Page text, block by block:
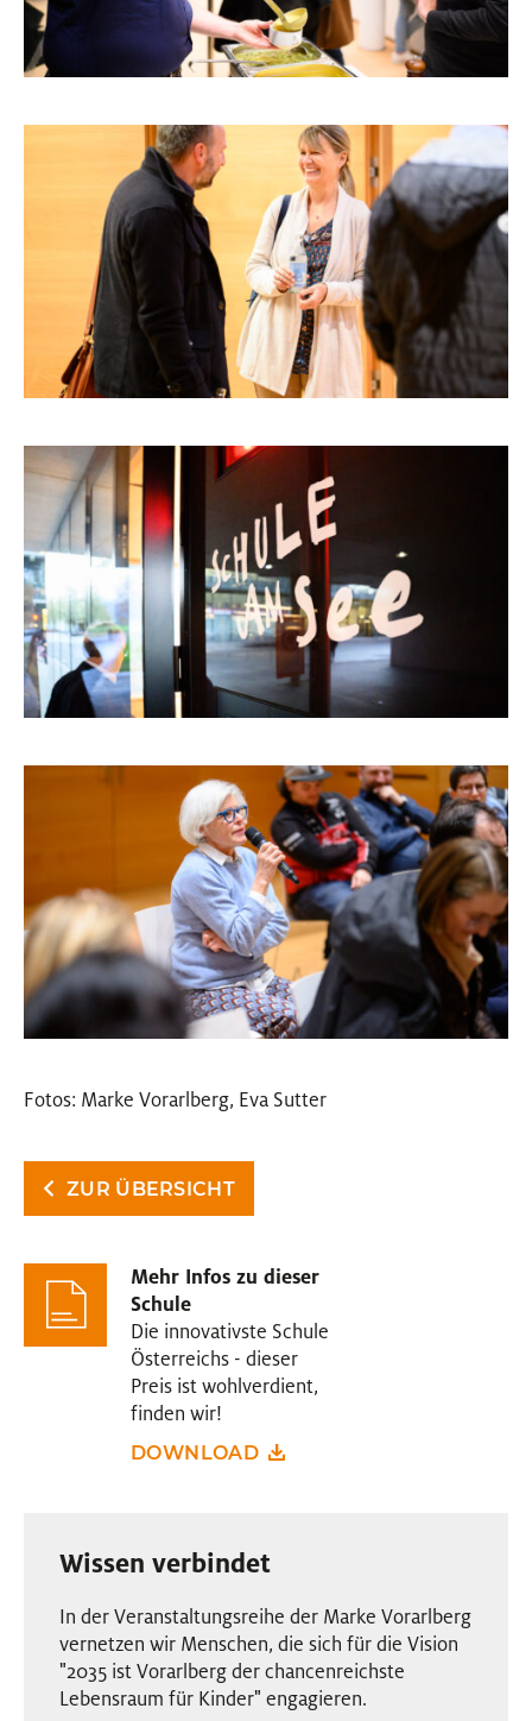
Fotos: Marke Vorarlberg, Eva Sutter
ZUR ÜBERSICHT
Mehr Infos zu dieser
Schule
Die innovativste Schule
Österreichs - dieser
Preis ist wohlverdient,
finden wir!
DOWNLOAD
Wissen verbindet
In der Veranstaltungsreihe der Marke Vorarlberg
vernetzen wir Menschen, die sich für die Vision
"2035 ist Vorarlberg der chancenreichste
Lebensraum für Kinder" engagieren.